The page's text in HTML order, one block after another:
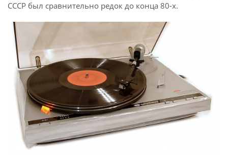
СССР был сравнительно редок до конца 80-х.